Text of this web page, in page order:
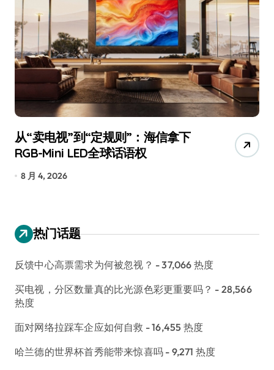
从“卖电视”到“定规则”：海信拿下
RGB-Mini LED全球话语权
8 月 4, 2026
热门话题
反馈中心高票需求为何被忽视？ - 37,066 热度
买电视，分区数量真的比光源色彩更重要吗？ - 28,566
热度
面对网络拉踩车企应如何自救 - 16,455 热度
哈兰德的世界杯首秀能带来惊喜吗 - 9,271 热度